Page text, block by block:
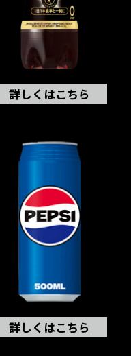
詳しくはこちら
詳しくはこちら